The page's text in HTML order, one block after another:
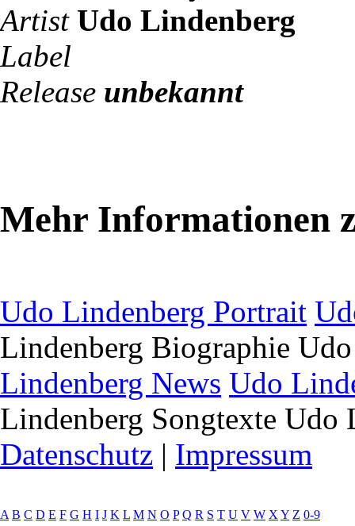
Artist Udo Lindenberg
Label
Release unbekannt
Mehr Informationen
Udo Lindenberg Portrait
Lindenberg Biographie
Lindenberg News Udo
Lindenberg Songtexte Udo
Datenschutz | Impressum
A B C D E F G H I J K L M N O P Q R S T U V W X Y Z 0-9